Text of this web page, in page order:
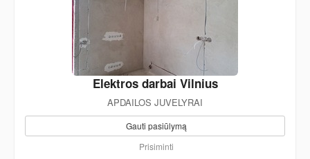
Elektros darbai Vilnius
APDAILOS JUVELYRAI
Gauti pasiūlymą
Prisiminti